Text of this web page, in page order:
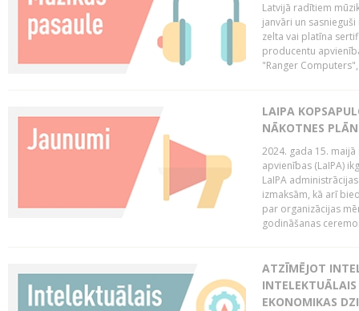
Latvijā radītiem
janvāri un
zelta vai platīna
producentu
"Ranger
LAIPA
NĀKOTNES
2024. gada 15.
apvienības (LaIPA)
LaIPA
izmaksām, kā arī
par organizācijas
godināšanas
ATZĪMĒJOT
EKONOMIKAS